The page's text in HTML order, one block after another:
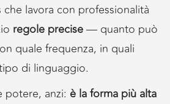
lavora con professionalità
regole precise— quanto può
quale frequenza, in quali
di linguaggio.
potere, anzi: è la forma più alta